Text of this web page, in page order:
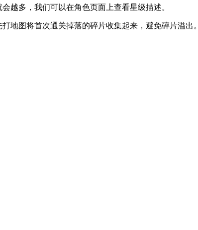
越多，我们可以在角色页面上查看星级描述。
地图将首次通关掉落的碎片收集起来，避免碎片溢出。